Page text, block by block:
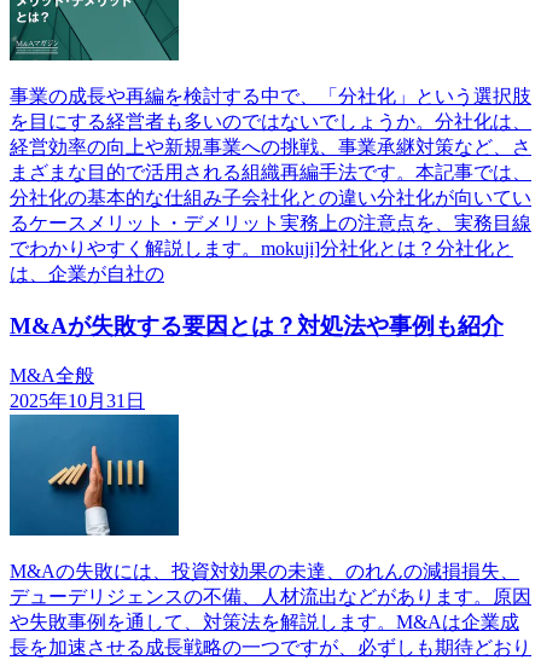
事業の成長や再編を検討する中で、「分社化」という選択肢
を目にする経営者も多いのではないでしょうか。分社化は、
経営効率の向上や新規事業への挑戦、事業承継対策など、さ
まざまな目的で活用される組織再編手法です。本記事では、
分社化の基本的な仕組み子会社化との違い分社化が向いてい
るケースメリット・デメリット実務上の注意点を、実務目線
でわかりやすく解説します。mokuji]分社化とは？分社化と
は、企業が自社の
M&Aが失敗する要因とは？対処法や事例も紹介
M&A全般
2025年10月31日
M&Aの失敗には、投資対効果の未達、のれんの減損損失、
デューデリジェンスの不備、人材流出などがあります。原因
や失敗事例を通して、対策法を解説します。M&Aは企業成
長を加速させる成長戦略の一つですが、必ずしも期待どおり